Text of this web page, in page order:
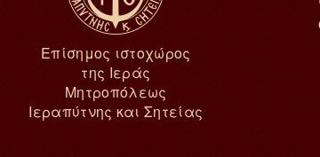
Επίσημος ιστοχώρος
της Ιεράς
Μητροπόλεως
Ιεραπύτνης και Σητείας